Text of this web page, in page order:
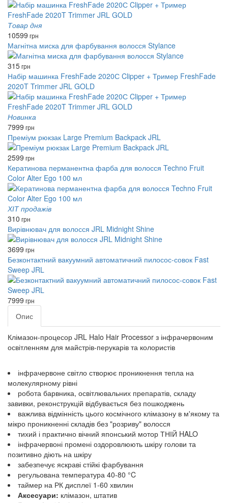
Товар дня
10599 грн
Магнітна миска для фарбування волосся Stylance
315грн
Набір машинка FreshFade 2020С Clipper + Тример FreshFade
2020T Trimmer JRL GOLD
Новинка
7999 грн
Преміум рюкзак Large Premium Backpack JRL
2599 грн
Кератинова перманентна фарба для волосся Techno Fruit
Color Alter Ego 100 мл
ХІТ продажів
310 грн
Вирівнювач для волосся JRL Midnight Shine
3699 грн
Безконтактний вакуумний автоматичний пилосос-совок Fast
Sweep JRL
7999 грн
Опис
Клімазон-процесор JRL Halo Hair Processor з інфрачервоним
освітленням для майстрів-перукарів та колористів
інфрачервоне світло створює проникнення тепла на
молекулярному рівні
робота барвника, освітлювальних препаратів, складу
завивки, реконструкцій відбувається без пошкоджень
важлива відмінність цього космічного клімазону в м'якому та
мікро проникненні складів без "розриву" волосся
тихий і практично вічний японський мотор ТНІЙ HALO
інфрачервоні промені оздоровлюють шкіру голови та
позитивно діють на шкіру
забезпечує яскраві стійкі фарбування
регульована температура 40-80 °C
таймер на РК дисплеї 1-60 хвилин
Аксесуари: клімазон, штатив